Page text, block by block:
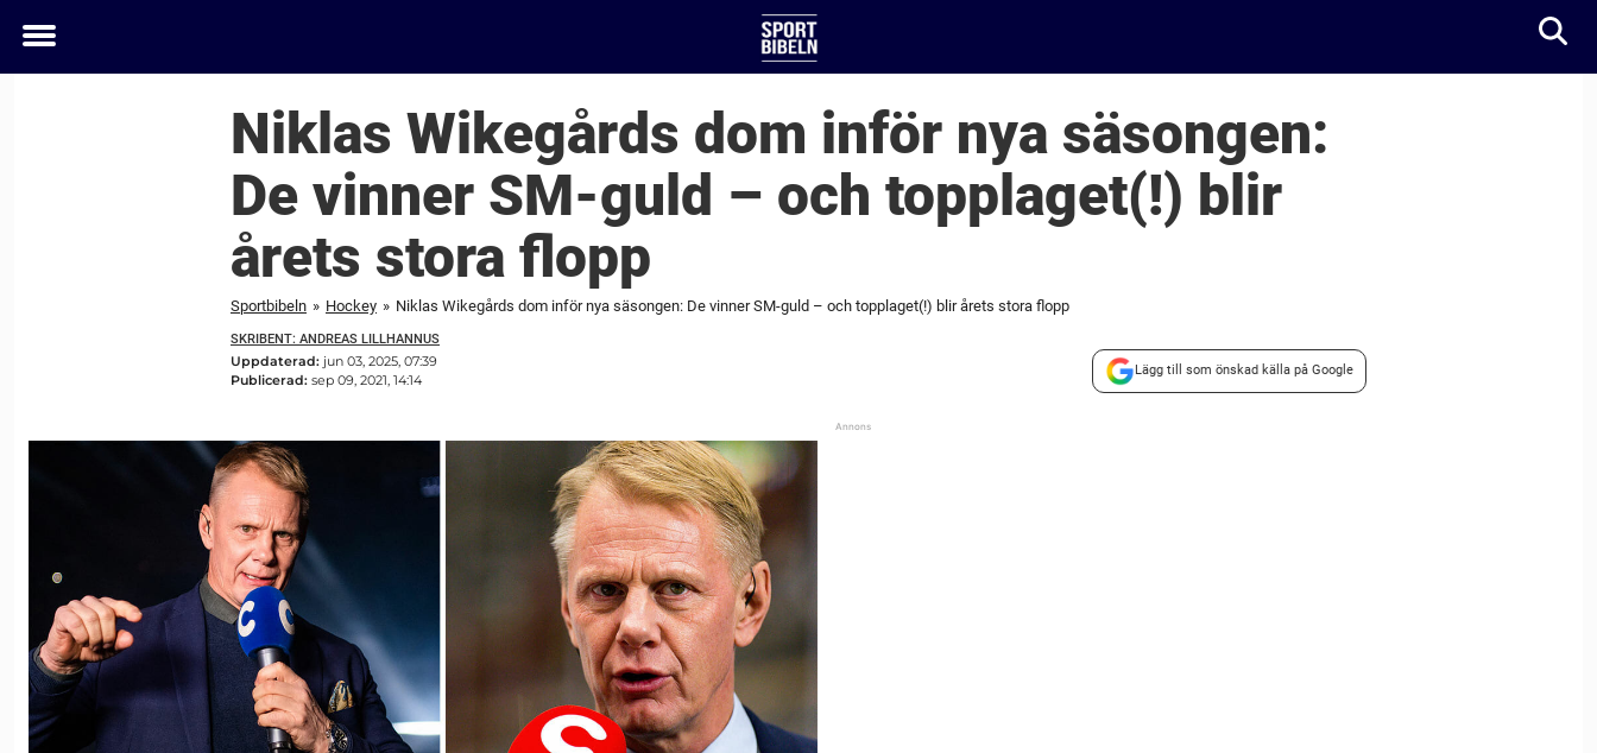
Toggle
Niklas Wikegårds dom inför nya säsongen:
De vinner SM-guld – och topplaget(!) blir
årets stora flopp
Sportbibeln » Hockey » Niklas Wikegårds dom inför nya säsongen: De vinner SM-guld – och topplaget(!) blir årets stora flopp
SKRIBENT: ANDREAS LILLHANNUS
Uppdaterad: jun 03, 2025, 07:39
Publicerad: sep 09, 2021, 14:14
Lägg till som önskad källa på Google